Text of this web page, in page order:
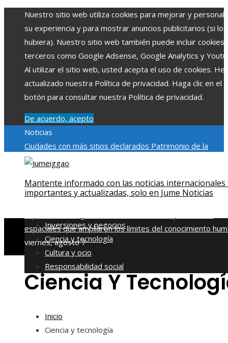
Nuestro sitio web utiliza cookies para mejorar y
su experiencia y para mostrar anuncios publicitarios (si los
hubiera). Nuestro sitio web también puede incluir cookies
terceros como Google Adsense, Google Analytics y
Al utilizar el sitio web, usted acepta el uso de cookies.
actualizado nuestra Política de privacidad. Haga clic en el
botón para consultar nuestra Política de privacidad.
De acuerdo, acepto
Noticias
Ciudades con más sitios declarados Patrimonio de la
Humanidad y su importancia
la inversión productiva y reducir la fragmentación
en Bosnia y Herzegovina
La gran depresión de 1929 y su
espaciales que ampliaron los límites del conocimiento
viernes, agosto 7
Mantente informado con las noticias internacionales
importantes y actualizadas, solo en Jume Noticias
Inversiones y negocios
Ciencia y tecnología
Cultura y ocio
Responsabilidad social
Ciencia Y
Inicio
Ciencia y tecnología